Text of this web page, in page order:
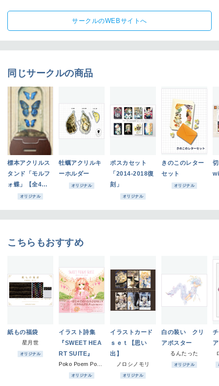
サークルのWEBサイトへ
同じサークルの商品
標本アクリルス
タンド「モルフ
ォ蝶」【全4
種】オリジナル
牡蠣アクリルキ
ーホルダー
オリジナル
ポスカセット
「2014-2018復
刻」
オリジナル
きのこのレター
セット
オリジナル
こちらもおすすめ
紙もの福袋
星月世
オリジナル
イラスト詩集
『SWEET HEA
RT SUITE』
オリジナル
イラストカード
ｓｅｔ【思い
出】
ノロシノモリ
オリジナル
白の装い クリ
アポスター
るんたった
オリジナル